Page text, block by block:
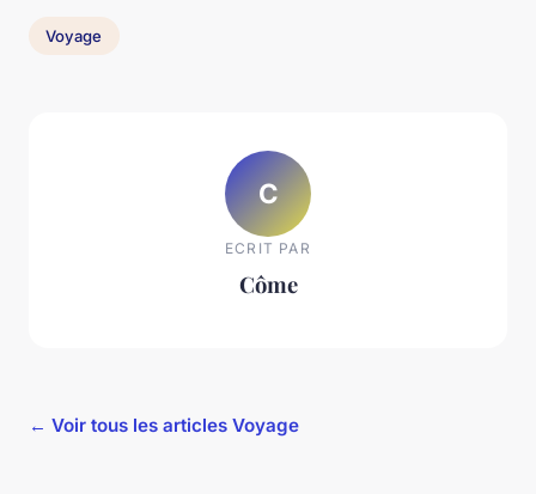
Voyage
C
ECRIT PAR
Côme
← Voir tous les articles Voyage